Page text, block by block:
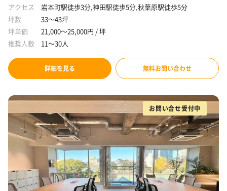
アクセス
岩本町駅徒歩3分,神田駅徒歩5分,秋葉原駅徒歩5分
坪数
33～43坪
坪単価
21,000～25,000円 / 坪
推奨人数
11～30人
詳細を見る 無料お問い合わせ
お問い合せ受付中